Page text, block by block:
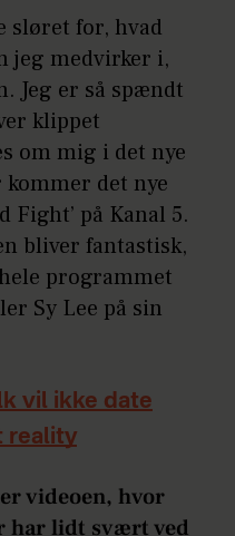
sløret for, hvad
jeg medvirker i,
Jeg er så spændt
klippet
om mig i det nye
det nye
Fight’ på Kanal 5.
bliver fantastisk,
programmet
Sy Lee på sin
vil ikke date
reality
videoen, hvor
har lidt svært ved